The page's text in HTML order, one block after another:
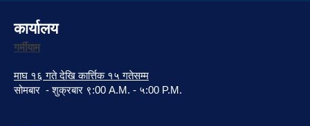
कार्यालय
गर्मीयाम
माघ १६ गते देखि कार्त्तिक १५ गतेसम्म
सोमबार - शुक्रबार ९:00 A.M. - ५:00 P.M.